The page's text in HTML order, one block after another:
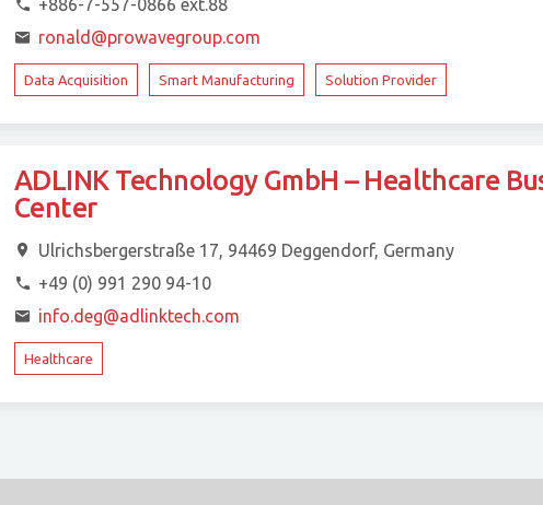
+886-7-557-0866 ext.88
ronald@prowavegroup.com
Data Acquisition Smart Manufacturing Solution Provider
ADLINK Technology GmbH – Healthcare
Center
Ulrichsbergerstraße 17, 94469 Deggendorf, Germany
+49 (0) 991 290 94-10
info.deg@adlinktech.com
Healthcare